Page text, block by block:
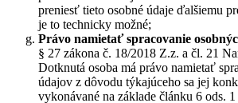
preniesť tieto osobné údaje ďalšiemu
je to technicky možné;
Právo namietať spracovanie
§ 27 zákona č. 18/2018 Z.z. a čl. 21
Dotknutá osoba má právo namietať
údajov z dôvodu týkajúceho sa jej
vykonávané na základe článku 6 ods.